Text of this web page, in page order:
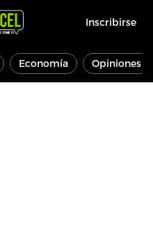
Inscribirse
Economía Opiniones